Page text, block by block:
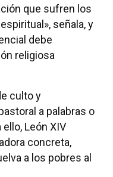
que sufren los
señala, y
debe
religiosa
culto y
a palabras o
León XIV
concreta,
a los pobres al